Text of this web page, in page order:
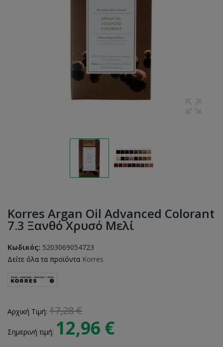
Korres Argan Oil Advanced Colorant
7.3 Ξανθό Χρυσό Μελί
Κωδικός: 5203069054723
Δείτε όλα τα προϊόντα Korres
Αρχική Τιμή: 17,28 €
Σημερινή τιμή: 12,96 €